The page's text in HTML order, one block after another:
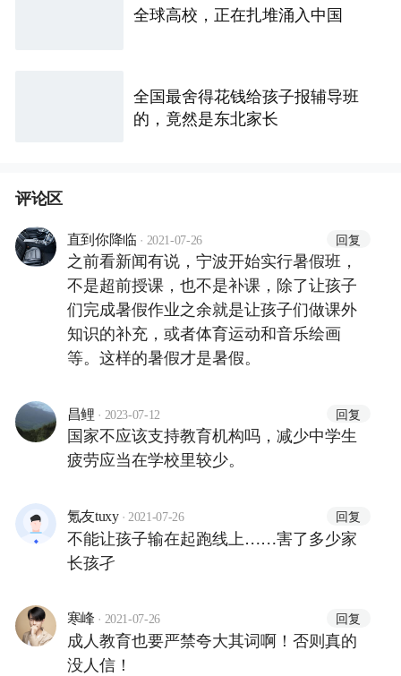
全球高校，正在扎堆涌入中国
全国最舍得花钱给孩子报辅导班
的，竟然是东北家长
评论区
直到你降临 · 2021-07-26 回复
之前看新闻有说，宁波开始实行暑假班，
不是超前授课，也不是补课，除了让孩子
们完成暑假作业之余就是让孩子们做课外
知识的补充，或者体育运动和音乐绘画
等。这样的暑假才是暑假。
昌鲤 · 2023-07-12 回复
国家不应该支持教育机构吗，减少中学生
疲劳应当在学校里较少。
氪友tuxy · 2021-07-26 回复
不能让孩子输在起跑线上……害了多少家
长孩孑
寒峰 · 2021-07-26 回复
成人教育也要严禁夸大其词啊！否则真的
没人信！